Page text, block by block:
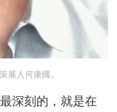
展人何康國。
深刻的，就是在